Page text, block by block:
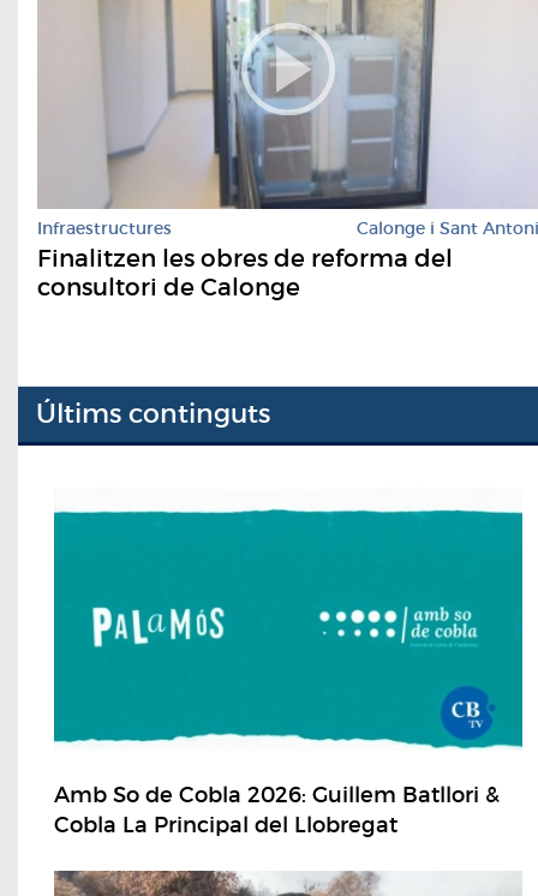
Infraestructures Calonge i Sant Antoni
Finalitzen les obres de reforma del
consultori de Calonge
Últims continguts
Amb So de Cobla 2026: Guillem Batllori &
Cobla La Principal del Llobregat